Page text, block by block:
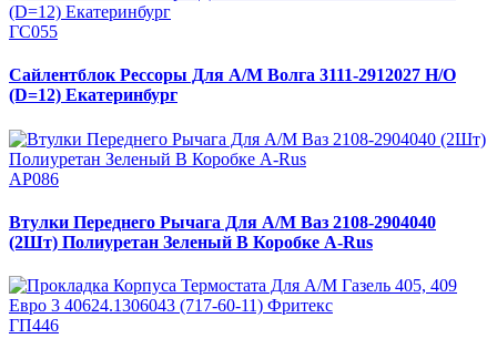
ГС055
Сайлентблок Рессоры Для А/М Волга 3111-2912027 Н/О
(D=12) Екатеринбург
АР086
Втулки Переднего Рычага Для А/М Ваз 2108-2904040
(2Шт) Полиуретан Зеленый В Коробке A-Rus
ГП446